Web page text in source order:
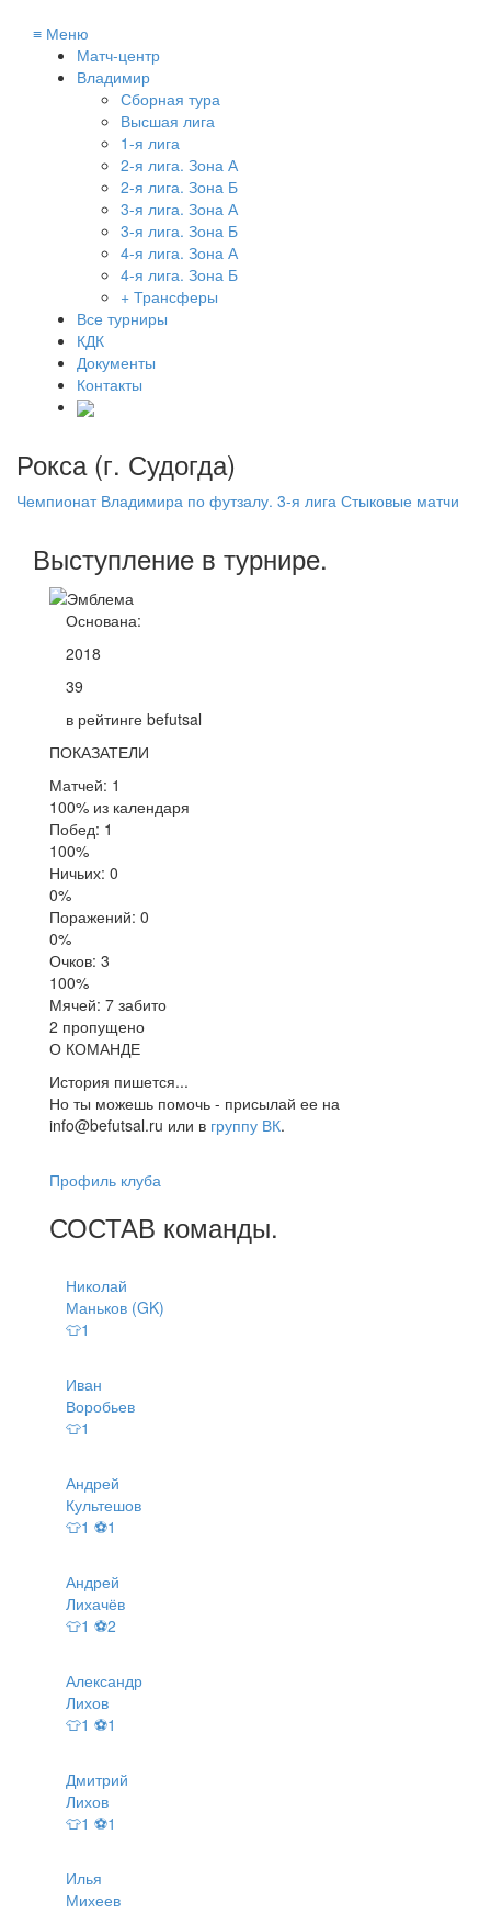
≡ Меню
Матч-центр
Владимир
Сборная тура
Высшая лига
1-я лига
2-я лига. Зона А
2-я лига. Зона Б
3-я лига. Зона А
3-я лига. Зона Б
4-я лига. Зона А
4-я лига. Зона Б
+ Трансферы
Все турниры
КДК
Документы
Контакты
Рокса (г. Судогда)
Чемпионат Владимира по футзалу. 3-я лига Стыковые матчи
Выступление в турнире.
Основана:
2018
39
в рейтинге befutsal
ПОКАЗАТЕЛИ
Матчей: 1
100% из календаря
Побед: 1
100%
Ничьих: 0
0%
Поражений: 0
0%
Очков: 3
100%
Мячей: 7 забито
2 пропущено
О КОМАНДЕ
История пишется...
Но ты можешь помочь - присылай ее на
info@befutsal.ru или в группу ВК.
Профиль клуба
СОСТАВ команды.
Николай
Маньков (GK)
👕1
Иван
Воробьев
👕1
Андрей
Культешов
👕1 ⚽1
Андрей
Лихачёв
👕1 ⚽2
Александр
Лихов
👕1 ⚽1
Дмитрий
Лихов
👕1 ⚽1
Илья
Михеев